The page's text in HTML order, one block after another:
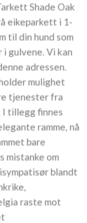
Shade Oak
eikeparkett i 1-
til din hund som
gulvene. Vi kan
adressen.
mulighet
tjenester fra
tillegg finnes
ramme, nå
bare
mistanke om
blandt
raste mot